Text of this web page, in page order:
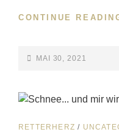
CONTINUE
MAI 30, 2021
RETTERHERZ /